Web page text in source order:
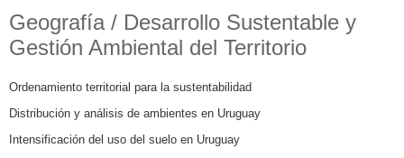
Geografía / Desarrollo Sustentable y
Gestión Ambiental del Territorio
Ordenamiento territorial para la sustentabilidad
Distribución y análisis de ambientes en Uruguay
Intensificación del uso del suelo en Uruguay